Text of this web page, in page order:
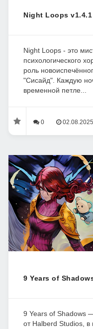
Night Loops v1.4.1
Night Loops - это
психологического
роль
"Сисайд". Каждую
временной петле...
0 02.08.2025
9 Years of
9 Years of Shadows
от Halberd Studios, в